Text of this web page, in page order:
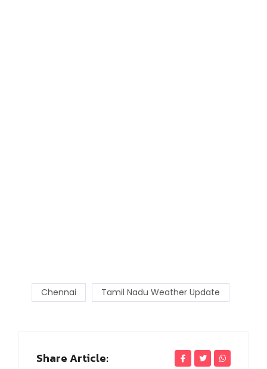
Chennai Tamil Nadu Weather Update
Share Article: